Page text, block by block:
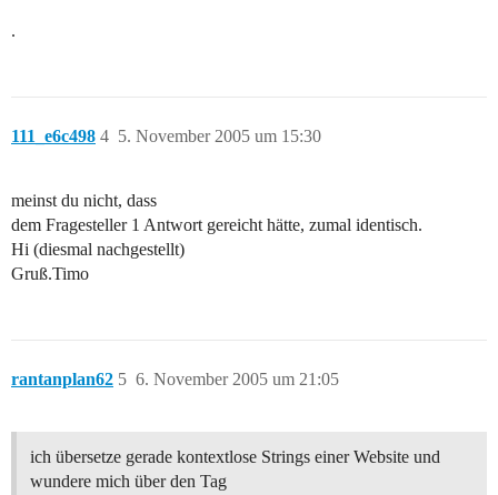
.
111_e6c498 5. November 2005 um 15:30
4
meinst du nicht, dass
dem Fragesteller 1 Antwort gereicht hätte, zumal identisch.
Hi (diesmal nachgestellt)
Gruß.Timo
rantanplan62 6. November 2005 um 21:05
5
ich übersetze gerade kontextlose Strings einer Website und
wundere mich über den Tag